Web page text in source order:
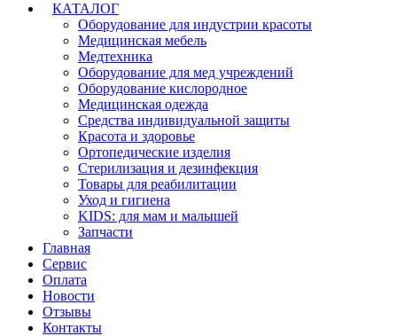
КАТАЛОГ
Оборудование для индустрии красоты
Медицинская мебель
Медтехника
Оборудование для мед учреждений
Оборудование кислородное
Медицинская одежда
Средства индивидуальной защиты
Красота и здоровье
Ортопедические изделия
Стерилизация и дезинфекция
Товары для реабилитации
Уход и гигиена
KIDS: для мам и малышей
Запчасти
Главная
Сервис
Оплата
Новости
Отзывы
Контакты